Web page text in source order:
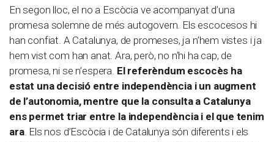
En segon lloc, el no a Escòcia ve acompanyat d’una
promesa solemne de més autogovern. Els escocesos hi
han confiat. A Catalunya, de promeses, ja n’hem vistes i ja
hem vist com han anat. Ara, però, no n’hi ha cap, de
promesa, ni se n’espera. El referèndum escocès ha
estat una decisió entre independència i un augment
de l’autonomia, mentre que la consulta a Catalunya
ens permet triar entre la independència i el que tenim
ara. Els nos d’Escòcia i de Catalunya són diferents i els